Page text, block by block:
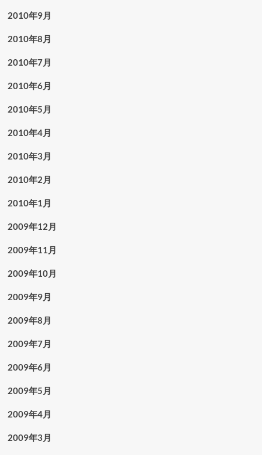
2010年9月
2010年8月
2010年7月
2010年6月
2010年5月
2010年4月
2010年3月
2010年2月
2010年1月
2009年12月
2009年11月
2009年10月
2009年9月
2009年8月
2009年7月
2009年6月
2009年5月
2009年4月
2009年3月